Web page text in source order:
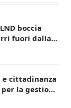
boccia
fuori dalla
e cittadinanza
la gestione
di Laureto